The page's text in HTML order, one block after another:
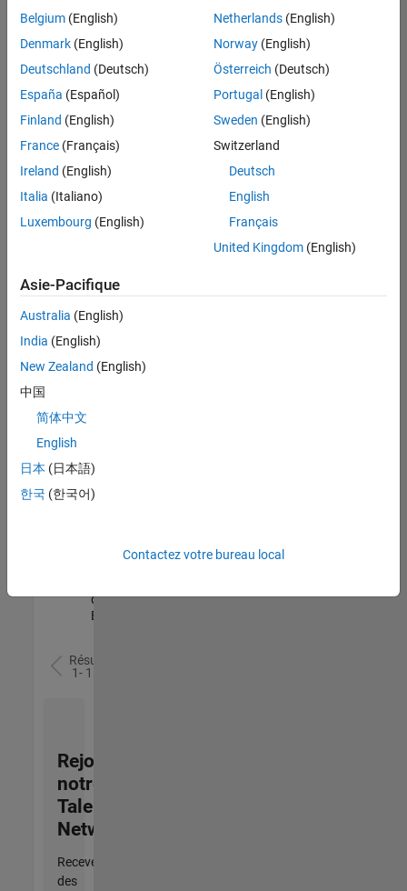
Les
descriptions
poste
n’ont
pas
été
traduites.
Effectuez
lieu
pour
l’ensemble
des
opportunités
votre
région.
Senior Software Quality Engineer
Senior
Engineer
qualité |
Expérimenté(e)
Résultats
1- 1 de
Rejoignez
notre
Talent
Network
Recevez
des
Belgium (English)
Denmark (English)
Deutschland (Deutsch)
España (Español)
Finland (English)
France (Français)
Ireland (English)
Italia (Italiano)
Luxembourg (English)
Netherlands(English)
Norway(English)
Österreich (Deutsch)
Portugal (English)
Sweden (English)
Switzerland
Deutsch
English
Français
United Kingdom(English)
Asie-Pacifique
Australia (English)
India (English)
New Zealand (English)
中国
简体中文
English
日本 (日本語)
한국 (한국어)
Contactez votre bureau local